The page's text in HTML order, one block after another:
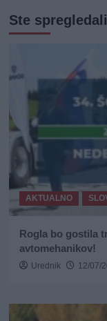
Ste
AKTUALNO
Rogla bo gostila
avtomehanikov!
Urednik 12/07/